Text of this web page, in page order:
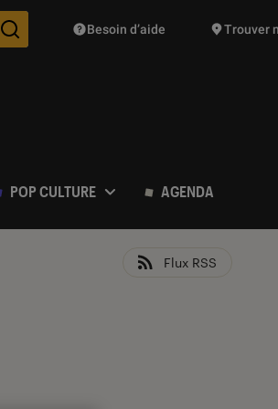
Des suggestions de produits vont vous
Besoin d’aide Trouver
POP CULTURE AGENDA
Flux RSS